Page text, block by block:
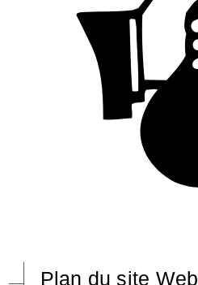
Plan du site Web